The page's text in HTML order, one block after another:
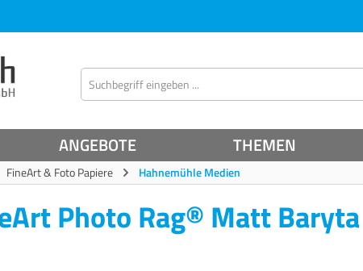
ANGEBOTE THEMEN
FineArt & Foto Papiere Hahnemühle Medien
Photo Rag® Matt Baryta